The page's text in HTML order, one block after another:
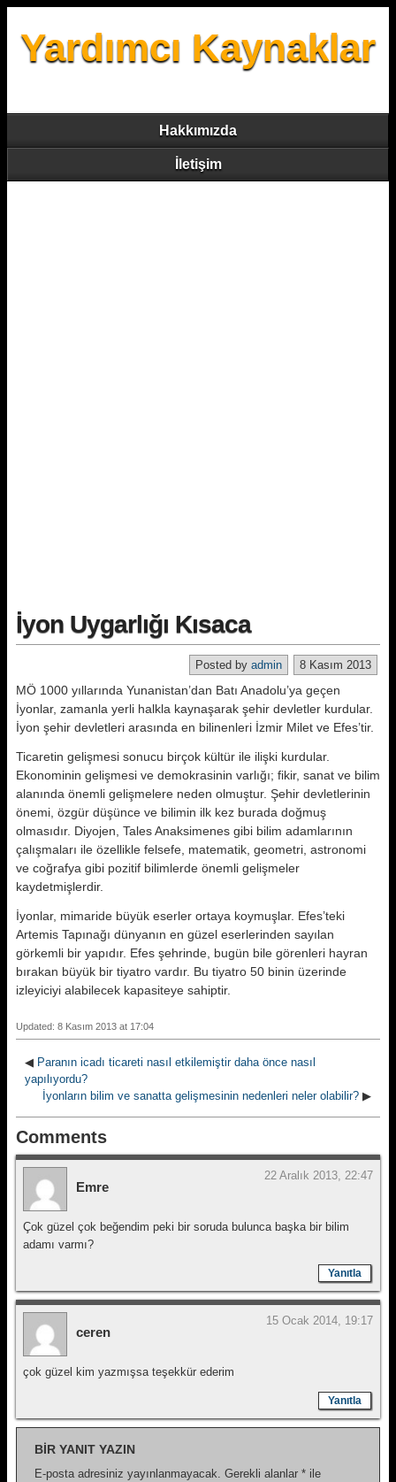
Yardımcı Kaynaklar
Hakkımızda
İletişim
İyon Uygarlığı Kısaca
8 Kasım 2013
Posted by admin
MÖ 1000 yıllarında Yunanistan’dan Batı Anadolu’ya geçen
İyonlar, zamanla yerli halkla kaynaşarak şehir devletler kurdular.
İyon şehir devletleri arasında en bilinenleri İzmir Milet ve Efes’tir.
Ticaretin gelişmesi sonucu birçok kültür ile ilişki kurdular.
Ekonominin gelişmesi ve demokrasinin varlığı; fikir, sanat ve bilim
alanında önemli gelişmelere neden olmuştur. Şehir devletlerinin
önemi, özgür düşünce ve bilimin ilk kez burada doğmuş
olmasıdır. Diyojen, Tales Anaksimenes gibi bilim adamlarının
çalışmaları ile özellikle felsefe, matematik, geometri, astronomi
ve coğrafya gibi pozitif bilimlerde önemli gelişmeler
kaydetmişlerdir.
İyonlar, mimaride büyük eserler ortaya koymuşlar. Efes’teki
Artemis Tapınağı dünyanın en güzel eserlerinden sayılan
görkemli bir yapıdır. Efes şehrinde, bugün bile görenleri hayran
bırakan büyük bir tiyatro vardır. Bu tiyatro 50 binin üzerinde
izleyiciyi alabilecek kapasiteye sahiptir.
Updated: 8 Kasım 2013 at 17:04
◀ Paranın icadı ticareti nasıl etkilemiştir daha önce nasıl
yapılıyordu?
İyonların bilim ve sanatta gelişmesinin nedenleri neler olabilir? ▶
Comments
Emre
22 Aralık 2013, 22:47
Çok güzel çok beğendim peki bir soruda bulunca başka bir bilim
adamı varmı?
Yanıtla
ceren
15 Ocak 2014, 19:17
çok güzel kim yazmışsa teşekkür ederim
Yanıtla
BIR YANIT YAZIN
E-posta adresiniz yayınlanmayacak. Gerekli alanlar * ile